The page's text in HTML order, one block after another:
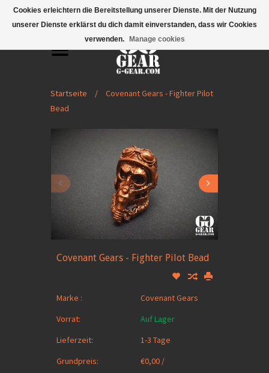
Mobile Menu
Startseite /
Covenant Gears - Fighter Pilot
Bead
Covenant Gears - Fighter Pilot Bead
Marke :
Covenant Gears
Vorrat:
Auf Lager
Lieferzeit:
1-3 Tage
Grundpreis:
€0,00 /
Cookies erleichtern die Bereitstellung unserer Dienste. Mit der Nutzung
unserer Dienste erklärst du dich damit einverstanden, dass wir Cookies
verwenden.
Manage cookies